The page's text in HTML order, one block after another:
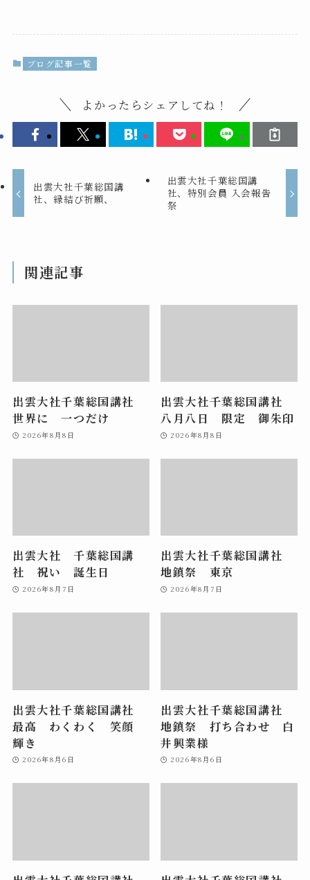
ブログ記事一覧
よかったらシェアしてね！
出雲大社千葉総国講
社、縁結び祈願、
出雲大社千葉総国講
社、特別会員 入会報告
祭
関連記事
出雲大社千葉総国講社
世界に 一つだけ
2026年8月8日
出雲大社千葉総国講社
八月八日 限定 御朱印
2026年8月8日
出雲大社 千葉総国講
社 祝い 誕生日
2026年8月7日
出雲大社千葉総国講社
地鎮祭 東京
2026年8月7日
出雲大社千葉総国講社
最高 わくわく 笑顔
輝き
2026年8月6日
出雲大社千葉総国講社
地鎮祭 打ち合わせ 白
井興業様
2026年8月6日